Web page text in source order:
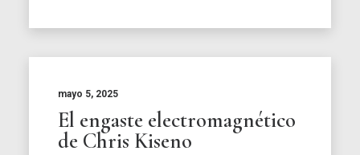
mayo 5, 2025
El engaste electromagnético
de Chris Kiseno